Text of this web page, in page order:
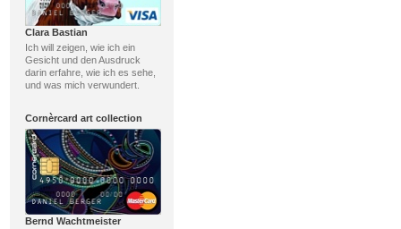
Clara Bastian
Ich will zeigen, wie ich ein
Gesicht und den Ausdruck
darin erfahre, wie ich es sehe,
und was mich verwundert.
Cornèrcard art collection
Bernd Wachtmeister